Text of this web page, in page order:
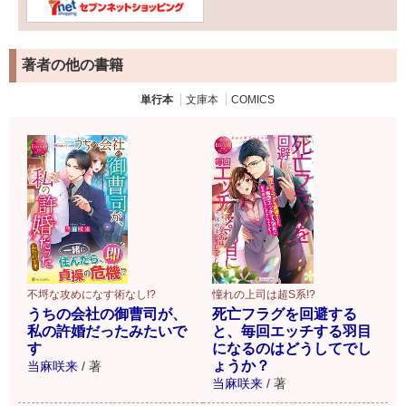
著者の他の書籍
単行本 文庫本 COMICS
不埒な攻めになす術なし!?
うちの会社の御曹司が、
私の許婚だったみたいで
す
当麻咲来 / 著
憧れの上司は超S系!?
死亡フラグを回避する
と、毎回エッチする羽目
になるのはどうしてでし
ょうか？
当麻咲来 / 著